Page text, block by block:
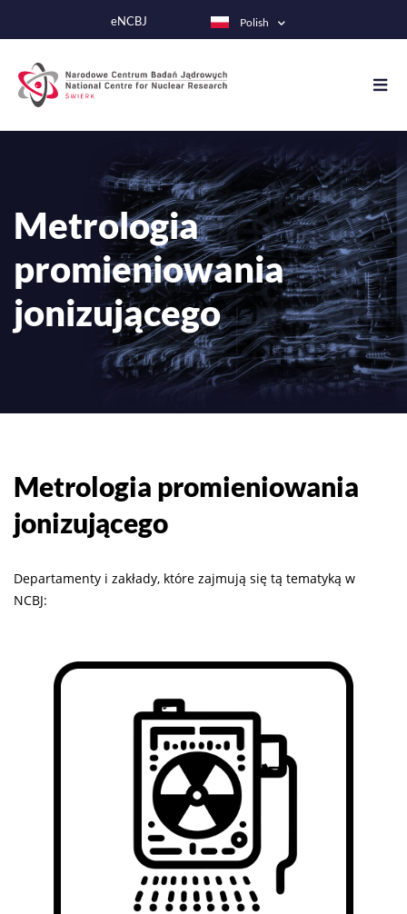
do
eNCBJ Polish
Metrologia
promieniowania
jonizującego
Metrologia promieniowania
jonizującego
Departamenty i zakłady, które zajmują się tą tematyką w
NCBJ: